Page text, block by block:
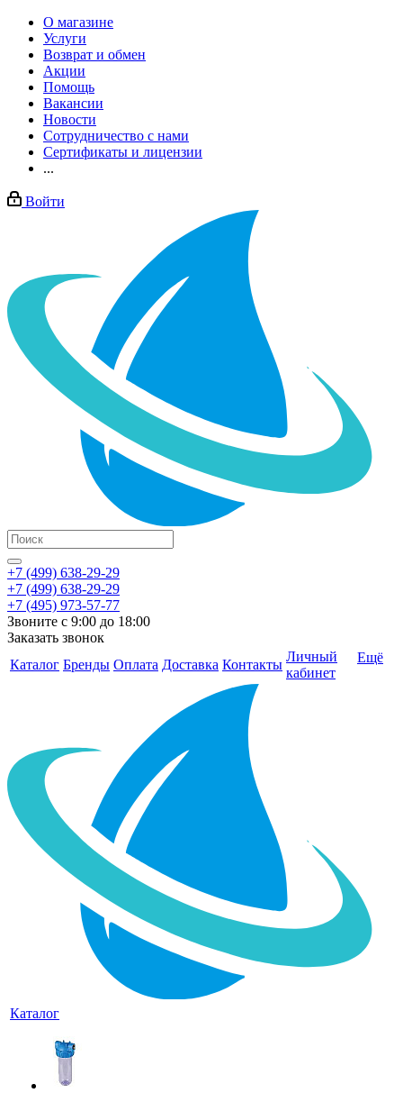
О магазине
Услуги
Возврат и обмен
Акции
Помощь
Вакансии
Новости
Сотрудничество с нами
Сертификаты и лицензии
...
Войти
+7 (499) 638-29-29
+7 (499) 638-29-29
+7 (495) 973-57-77
Звоните с 9:00 до 18:00
Заказать звонок
Каталог Бренды Оплата Доставка Контакты
Личный
кабинет
Ещё
Каталог